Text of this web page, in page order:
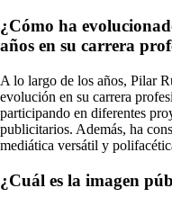
¿Cómo ha
años en su carrera
A lo largo de los años, Pilar
evolución en su carrera
participando en diferentes
publicitarios. Además, ha
mediática versátil y
¿Cuál es la imagen